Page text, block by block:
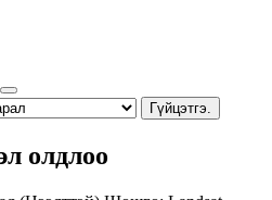
Гүйцэтгэ.
олдлоо